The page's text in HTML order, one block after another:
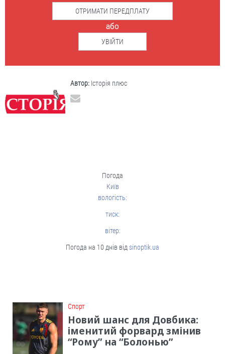
ОТРИМАТИ ПЕРЕДПЛАТУ
або
УВІЙТИ
Автор: Історія плюс
Погода
Київ
вологість:
тиск:
вітер:
Погода на 10 днів відsinoptik.ua
Cпорт
Новий шанс для Довбика:
іменитий форвард змінив
“Рому” на “Болонью”